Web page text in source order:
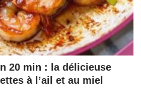
20 min : la délicieuse
à l’ail et au miel